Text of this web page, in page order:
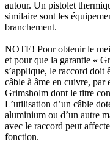
autour. Un pistolet
similaire sont les
branchement.
NOTE! Pour obtenir le
et pour que la garantie «
s’applique, le raccord doit
câble à âme en cuivre, par
Grimsholm dont le titre
L’utilisation d’un câble
aluminium ou d’un autre
avec le raccord peut
fonction.